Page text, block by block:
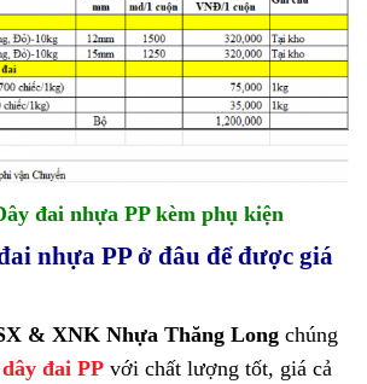
đai nhựa PP kèm phụ kiện
nhựa PP ở đâu để được giá
& XNK Nhựa Thăng Long chúng
dây đai PP với chất lượng tốt, giá cả